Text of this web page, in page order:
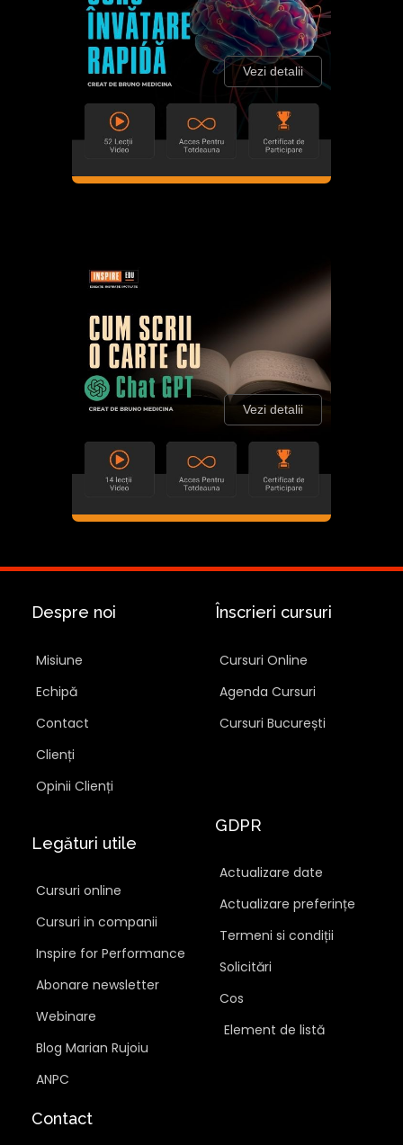
Vezi detalii
Vezi detalii
Despre noi
Misiune
Echipă
Contact
Clienți
Opinii Clienți
Înscrieri cursuri
Cursuri Online
Agenda Cursuri
Cursuri București
Legături utile
Cursuri online
Cursuri in companii
Inspire for Performance
Abonare newsletter
Webinare
Blog Marian Rujoiu
ANPC
GDPR
Actualizare date
Actualizare preferințe
Termeni si condiții
Solicitări
Cos
Element de listă
Contact